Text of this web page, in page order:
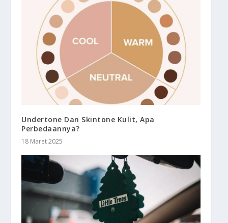
Undertone Dan Skintone Kulit, Apa
Perbedaannya?
18 Maret 2025